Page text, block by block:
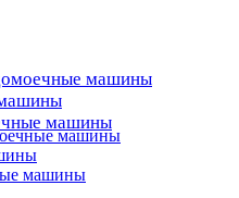
машины
машины
машины
машины